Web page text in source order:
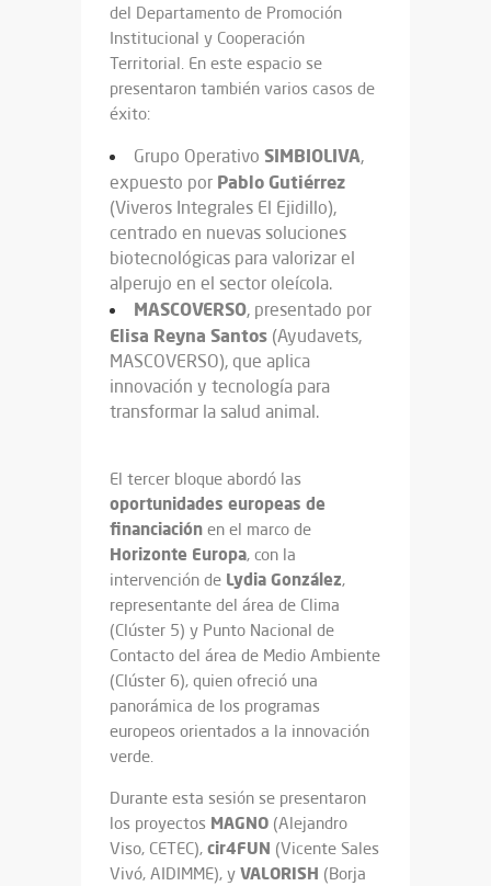
del Departamento de Promoción
Institucional y Cooperación
Territorial. En este espacio se
presentaron también varios casos de
éxito:
Grupo Operativo SIMBIOLIVA,
expuesto por PabloGutiérrez
(Viveros Integrales El Ejidillo),
centrado en nuevas soluciones
biotecnológicas para valorizar el
alperujo en el sector oleícola.
MASCOVERSO, presentado por
Elisa Reyna Santos (Ayudavets,
MASCOVERSO), que aplica
innovación y tecnología para
transformar la salud animal.
El tercer bloque abordó las
oportunidades europeas de
financiación en el marco de
Horizonte Europa, con la
intervención de Lydia González,
representante del área de Clima
(Clúster 5) y Punto Nacional de
Contacto del área de Medio Ambiente
(Clúster 6), quien ofreció una
panorámica de los programas
europeos orientados a la innovación
verde.
Durante esta sesión se presentaron
los proyectos MAGNO (Alejandro
Viso, CETEC), cir4FUN (Vicente Sales
Vivó, AIDIMME), y VALORISH (Borja